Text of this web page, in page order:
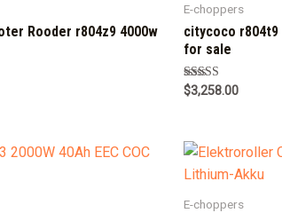
Rooder r804z9 4000w
E-choppers
citycoco
for sale
Rated
5.00
$3,258.00
E-choppers